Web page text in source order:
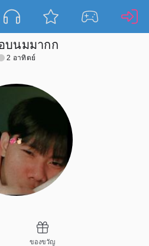
บนมมากก
2 อาทิตย์
ของขวัญ